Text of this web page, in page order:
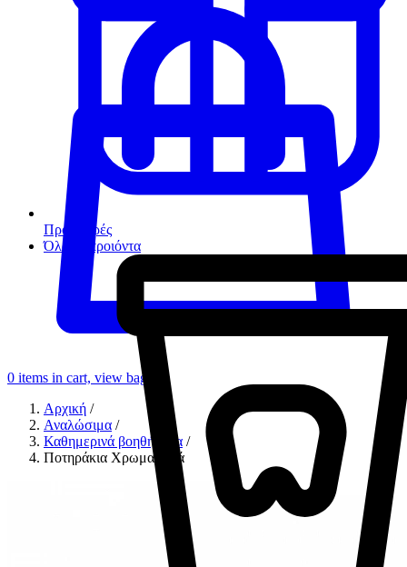
Προσφορές
Όλα τα προιόντα
0 items in cart, view bag
Αρχική /
Αναλώσιμα /
Καθημερινά βοηθήματα /
Ποτηράκια Χρωματιστά